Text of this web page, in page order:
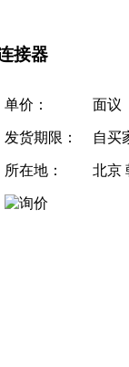
接器
单价： 面议
发货期限： 自买
所在地： 北京